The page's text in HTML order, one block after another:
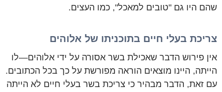
שהם היו גם "טובים למאכל", כמו העצים.
צריכת בעלי חיים בתוכניתו של אלוהים
אין פירוש הדבר שאכילת בשר אסורה על ידי אלוהים—לו
הייתה, היינו מוצאים הוראה מפורשת על כך בכל הכתובים.
עם זאת, הדבר מבהיר כי צריכת בשר בעלי חיים לא הייתה